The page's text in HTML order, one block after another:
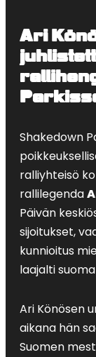
Ari
Shakedown
ralliyhteisö
rallilegenda
Päivän
sijoitukset,
kunnioitus
laajalti
Ari Könösen
aikana hän
Suomen